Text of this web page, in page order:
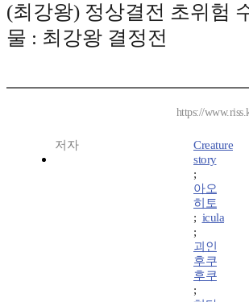
(최강왕) 정상결전 초위험
물 : 최강왕 결정전
https://
저자
Creature
story
;
아오
히토
; icula
;
괴인
후쿠
후쿠
;